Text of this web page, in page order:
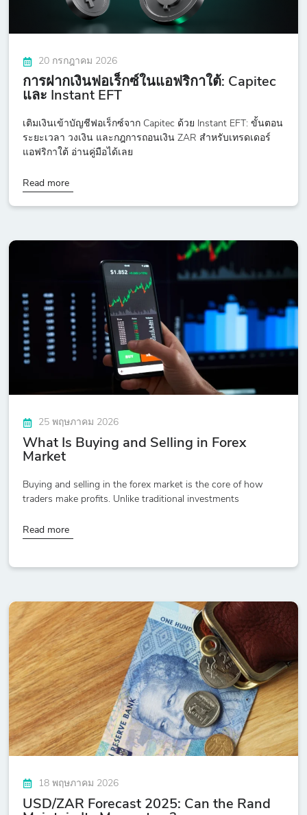
20 กรกฎาคม 2026
การฝากเงินฟอเร็กซ์ในแอฟริกาใต้: Capitec
และ Instant EFT
เติมเงินเข้าบัญชีฟอเร็กซ์จาก Capitec ด้วย Instant EFT: ขั้นตอน
ระยะเวลา วงเงิน และกฎการถอนเงิน ZAR สำหรับเทรดเดอร์
แอฟริกาใต้ อ่านคู่มือได้เลย
Read more
25 พฤษภาคม 2026
What Is Buying and Selling in Forex
Market
Buying and selling in the forex market is the core of how
traders make profits. Unlike traditional investments
Read more
18 พฤษภาคม 2026
USD/ZAR Forecast 2025: Can the Rand